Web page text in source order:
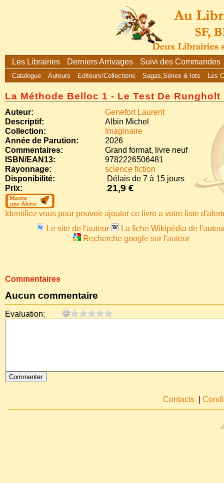
Les Librairies Derniers Arrivages Suivi des Commandes
Catalogue Auteurs Editeurs/Collections Sagas,Séries & lots Les
La Méthode Belloc 1 - Le Test De Rungholt
Auteur:
Genefort Laurent
Descriptif:
Albin Michel
Collection:
Imaginaire
Année de Parution:
2026
Commentaires:
Grand format, livre neuf
ISBN/EAN13:
9782226506481
Rayonnage:
science fiction
Disponibilité:
Délais de 7 à 15 jours
Prix:
21,9 €
Identifiez vous pour pouvoir ajouter ce livre a votre liste
Le site de l'auteur
La fiche Wikipédia de
Recherche google sur l'auteur
Commentaires
Aucun commentaire
Evaluation:
Contacts |